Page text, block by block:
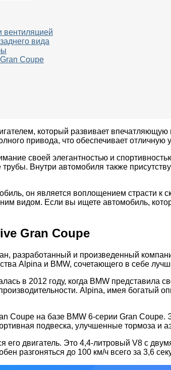
вентиляцией
вида
Coupe
который развивает впечатляющую
привода, что обеспечивает отличную
своей элегантностью и
Внутри автомобиля также
он является воплощением страсти к
видом. Если вы ищете автомобиль,
Gran Coupe
разработанный и произведенный
Alpina и BMW, сочетающего в себе
в 2012 году, когда BMW
Alpina, имея богатый
Coupe на базе BMW 6-серии Gran
подвеска, улучшенные тормоза и
его двигатель. Это 4,4-литровый V8 с
разгоняться до 100 км/ч всего за 3,6